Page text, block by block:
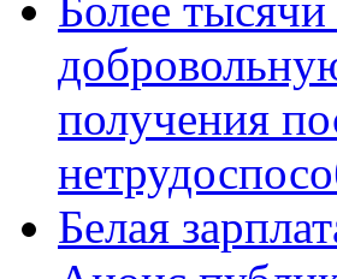
получения
Белая